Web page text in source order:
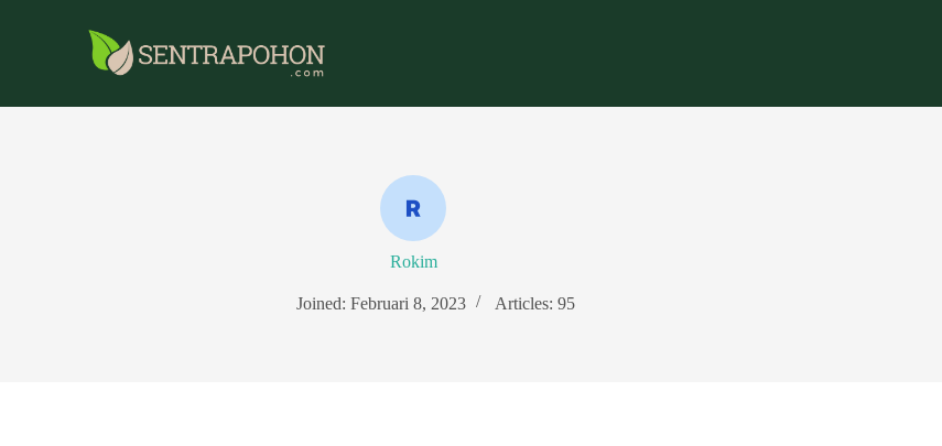
Rokim
Joined: Februari 8, 2023 Articles: 95